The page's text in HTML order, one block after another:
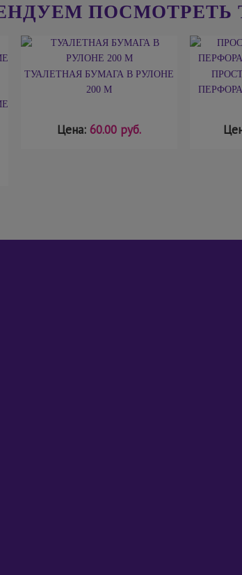
ПОСМОТРЕТЬ
ТУАЛЕТНАЯ БУМАГА В РУЛОНЕ
200 М
Цена: 60.00 руб.